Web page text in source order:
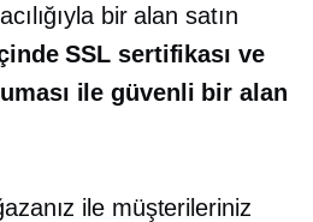
bir alan satın
SSL sertifikası ve
ile güvenli bir alan
ile müşterileriniz